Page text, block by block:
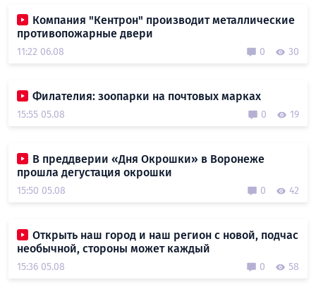
Компания "Кентрон" производит металлические
противопожарные двери
11:22 06.08 0 30
Филателия: зоопарки на почтовых марках
15:55 05.08 0 19
В преддверии «Дня Окрошки» в Воронеже
прошла дегустация окрошки
15:50 05.08 0 42
Открыть наш город и наш регион с новой, подчас
необычной, стороны может каждый
15:36 05.08 0 58